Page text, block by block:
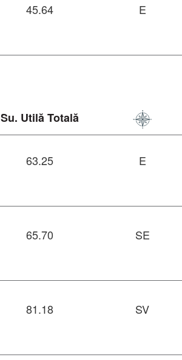
45.64 E
Su. Utilă Totală
63.25 E
65.70 SE
81.18 SV